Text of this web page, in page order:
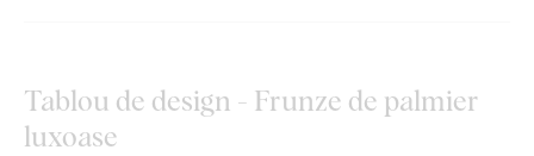
Tablou de design - Frunze de palmier
luxoase